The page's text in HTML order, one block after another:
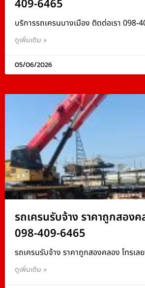
409-6465
บริการรถเครนบางเมือง ติดต่อเรา 098-
ดูเพิ่มเติม »
05/06/2026
รถเครนรับจ้าง ราคาถูกสองค
098-409-6465
รถเครนรับจ้าง ราคาถูกสองคลอง โทรเล
ดูเพิ่มเติม »